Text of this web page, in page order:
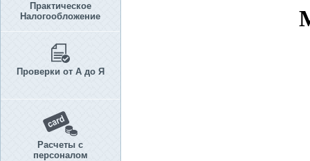
Практическое
Налогообложение
Проверки от А до Я
Расчеты с
персоналом